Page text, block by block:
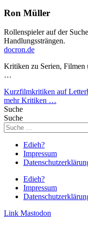
Ron Müller
Rollenspieler auf der
Handlungssträngen.
docron.de
Kritiken zu Serien, Filmen
…
Kurzfilmkritiken auf
mehr Kritiken …
Suche
Suche
Edieh?
Impressum
Edieh?
Impressum
Link Mastodon